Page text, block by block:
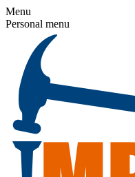
Menu
Personal menu